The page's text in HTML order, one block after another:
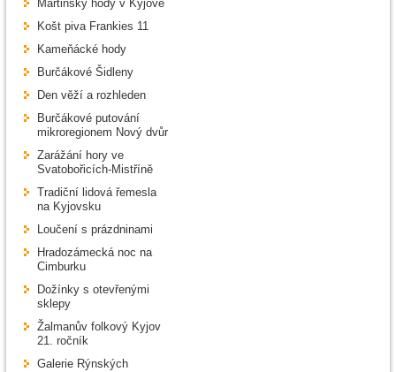
Martinský hody v Kyjově
Košt piva Frankies 11
Kameňácké hody
Burčákové Šidleny
Den věží a rozhleden
Burčákové putování
mikroregionem Nový dvůr
Zarážání hory ve
Svatobořicích-Mistříně
Tradiční lidová řemesla
na Kyjovsku
Loučení s prázdninami
Hradozámecká noc na
Cimburku
Dožínky s otevřenými
sklepy
Žalmanův folkový Kyjov
21. ročník
Galerie Rýnských